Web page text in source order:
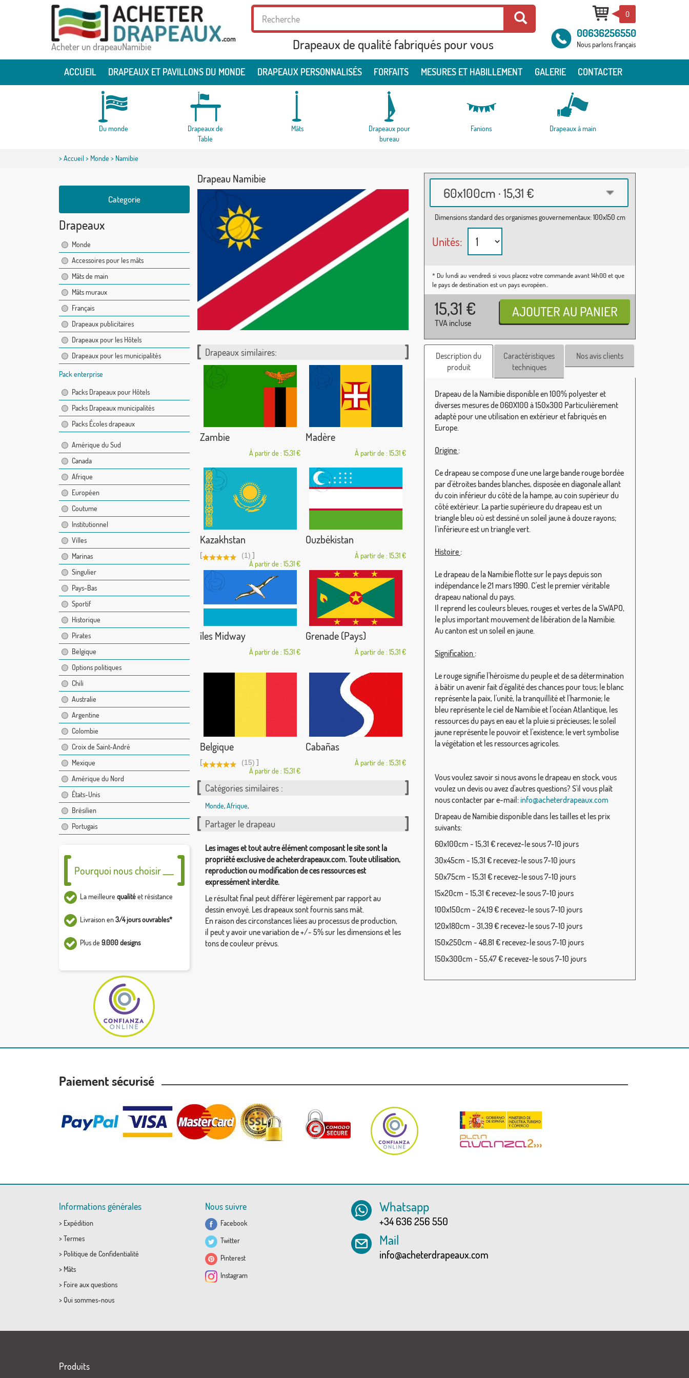
Acheter un drapeauNamibie Drapeaux de qualité fabriqués pour vous
0
00636256550
Nous parlons français
ACCUEIL DRAPEAUX ET PAVILLONS DU MONDE DRAPEAUX PERSONNALISÉS FORFAITS MESURES ET HABILLEMENT GALERIE CONTACTER
Du monde
Drapeaux de
Table
Mâts
Drapeaux pour
bureau
Fanions Drapeaux à main
>Accueil> Monde > Namibie
Categorie
Drapeaux
Monde
Accessoires pour les mâts
Mâts de main
Mâts muraux
Français
Drapeaux publicitaires
Drapeaux pour les Hôtels
Drapeaux pour les municipalités
Pack enterprise
Packs Drapeaux pour Hôtels
Packs Drapeaux municipalités
Packs Écoles drapeaux
Amérique du Sud
Canada
Afrique
Européen
Coutume
Institutionnel
Villes
Marinas
Singulier
Pays-Bas
Sportif
Historique
Pirates
Belgique
Options politiques
Chili
Australie
Argentine
Colombie
Croix de Saint-André
Mexique
Amérique du Nord
États-Unis
Brésilien
Portugais
Pourquoi nous choisir ___
La meilleure qualitéet résistance
Livraison en3/4 jours ouvrables*
Plus de 9.000 designs
Drapeau Namibie
60x100cm · 15,31 €
Dimensions standard des organismes gouvernementaux: 100x150 cm
Unités:
* Du lundi au vendredi si vous placez votre commande avant 14h00 et que
le pays de destination est un pays européen..
15,31 €
TVA incluse
Drapeaux similaires:
Zambie
À partir de : 15,31 €
Madère
À partir de : 15,31 €
Kazakhstan
[ (1) ]
À partir de : 15,31 €
Ouzbékistan
À partir de : 15,31 €
îles Midway
À partir de : 15,31 €
Grenade (Pays)
À partir de : 15,31 €
Belgique
[ (15) ]
À partir de : 15,31 €
Cabañas
À partir de : 15,31 €
Catégories similaires :
Monde,Afrique,
Partager le drapeau
Les images et tout autre élément composant le site sont la
propriété exclusive de acheterdrapeaux.com. Toute utilisation,
reproduction ou modification de ces ressources est
expressément interdite.
Le résultat final peut différer légèrement par rapport au
dessin envoyé. Les drapeaux sont fournis sans mât.
En raison des circonstances liées au processus de production,
il peut y avoir une variation de +/- 5% sur les dimensions et les
tons de couleur prévus.
Description du
produit
Caractéristiques
techniques
Nos avis clients
Drapeau de la Namibie disponible en 100% polyester et
diverses mesures de 060X100 à 150x300 Particulièrement
adapté pour une utilisation en extérieur et fabriqués en
Europe.
Origine :
Ce drapeau se compose d'une une large bande rouge bordée
par d'étroites bandes blanches, disposée en diagonale allant
du coin inférieur du côté de la hampe, au coin supérieur du
côté extérieur. La partie supérieure du drapeau est un
triangle bleu où est dessiné un soleil jaune à douze rayons;
l'inférieure est un triangle vert.
Histoire :
Le drapeau de la Namibie flotte sur le pays depuis son
indépendance le 21 mars 1990. C'est le premier véritable
drapeau national du pays.
Il reprend les couleurs bleues, rouges et vertes de la SWAPO,
le plus important mouvement de libération de la Namibie.
Au canton est un soleil en jaune.
Signification :
Le rouge signifie l'héroïsme du peuple et de sa détermination
à bâtir un avenir fait d'égalité des chances pour tous; le blanc
représente la paix, l'unité, la tranquillité et l'harmonie; le
bleu représente le ciel de Namibie et l'océan Atlantique, les
ressources du pays en eau et la pluie si précieuses; le soleil
jaune représente le pouvoir et l'existence; le vert symbolise
la végétation et les ressources agricoles.
Vous voulez savoir si nous avons le drapeau en stock, vous
voulez un devis ou avez d'autres questions? S'il vous plaît
nous contacter par e-mail:info@acheterdrapeaux.com
Drapeau de Namibie disponible dans les tailles et les prix
suivants:
60x100cm - 15,31 € recevez-le sous 7-10 jours
30x45cm - 15,31 € recevez-le sous 7-10 jours
50x75cm - 15,31 € recevez-le sous 7-10 jours
15x20cm - 15,31 € recevez-le sous 7-10 jours
100x150cm - 24,19 € recevez-le sous 7-10 jours
120x180cm - 31,39 € recevez-le sous 7-10 jours
150x250cm - 48,81 € recevez-le sous 7-10 jours
150x300cm - 55,47 € recevez-le sous 7-10 jours
Paiement sécurisé
Informations générales
> Expédition
> Termes
> Politique de Confidentialité
> Mâts
> Foire aux questions
> Qui sommes-nous
Nous suivre
Facebook
Twitter
Pinterest
Instagram
Whatsapp
+34 636 256 550
Mail
info@acheterdrapeaux.com
Produits